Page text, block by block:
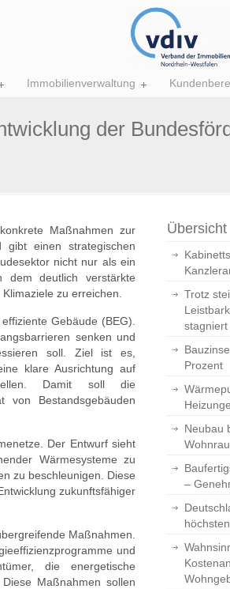
Immobilienverwaltung
der
Maßnahmen zur
gibt einen strategischen
nicht nur als ein
dem deutlich verstärkte
zu erreichen.
Gebäude (BEG).
senken und
soll. Ziel ist es,
klare Ausrichtung auf
Damit soll die
von Bestandsgebäuden
Der Entwurf sieht
Wärmesysteme zu
zu beschleunigen. Diese
zukunftsfähiger
Maßnahmen.
und
die energetische
Maßnahmen sollen
Übersicht
Trotz
stagniert
Prozent
Neubau
–